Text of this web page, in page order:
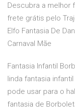
Descubra a melhor
frete grátis pelo
Elfo Fantasia De
Carnaval Mãe
Fantasia Infantil
linda fantasia
pode usar para o
fantasia de